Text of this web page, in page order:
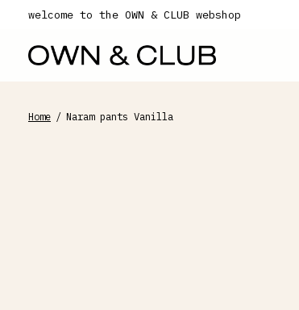
welcome to the OWN & CLUB webshop
Home / Naram pants Vanilla